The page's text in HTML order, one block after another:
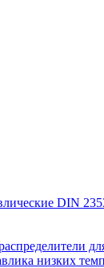
DIN
низких